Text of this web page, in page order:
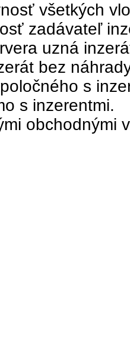
všetkých
zadávateľ
uzná
bez
s
s inzerentmi.
obchodnými